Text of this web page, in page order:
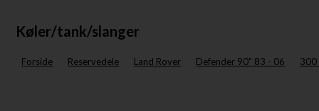
Køler/tank/slanger
Forside Reservedele Land Rover Defender 90" 83 - 06 300